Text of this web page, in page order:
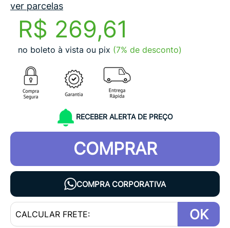
ver parcelas
R$ 269,61
no boleto à vista ou pix (7% de desconto)
RECEBER ALERTA DE PREÇO
COMPRAR
COMPRA CORPORATIVA
OK